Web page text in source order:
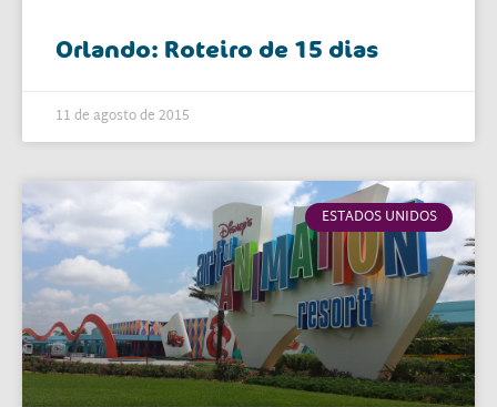
Orlando: Roteiro de 15 dias
11 de agosto de 2015
ESTADOS UNIDOS